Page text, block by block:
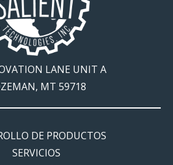
LANE UNIT A
MT 59718
DE PRODUCTOS
SERVICIOS